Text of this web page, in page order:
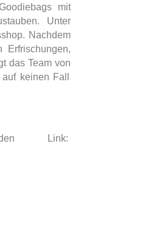
mit
Unter
Nachdem
das Team von
keinen Fall
Link: